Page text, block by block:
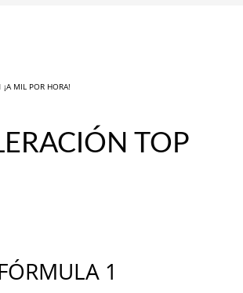
¡A MIL POR HORA!
TOP
1